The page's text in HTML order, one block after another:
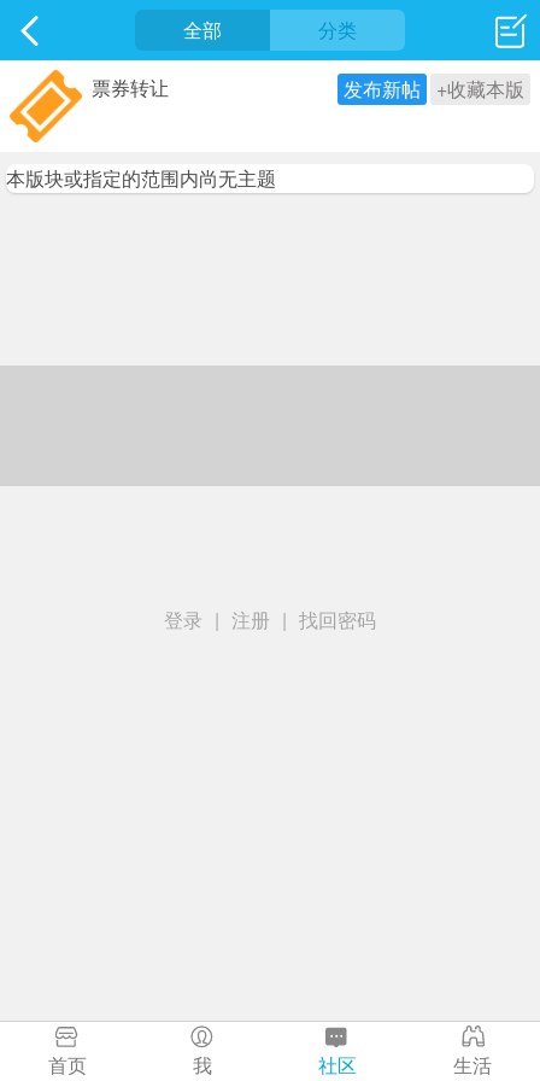
社区 最新发表
全部 分类
票券转让 +收藏本版
发布新帖
本版块或指定的范围内尚无主题
登录 | 注册 | 找回密码
首页 我 社区 生活